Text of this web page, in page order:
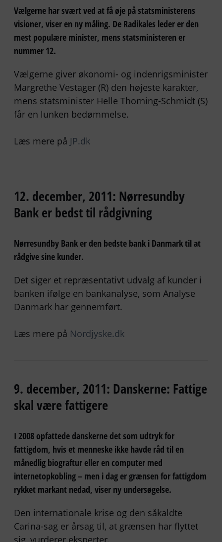
Vælgerne har svært ved at få øje på statsministerens
visioner, viser en ny måling. De Radikales leder er den
mest populære minister, mens statsministeren er
nummer 12.
Vælgerne giver økonomi- og indenrigsminister
Margrethe Vestager (R) den højeste karakter,
mens statsminister Helle Thorning-Schmidt (S)
får en lunken bedømmelse.
Læs mere på JP.dk
12. december, 2011: Nørresundby
Bank er bedst til rådgivning
Nørresundby Bank er den bedste bank i Danmark til at
rådgive sine kunder.
Det siger et repræsentativt udvalg af kunder i
banken ifølge en bankanalyse, som Analyse
Danmark har gennemført.
Læs mere på Nordjyske.dk
9. december, 2011: Danskerne: Fattige
skal være fattigere
I 2008 opfattede danskerne det som udtryk for
fattigdom, hvis et menneske ikke havde råd til en
månedlig biograftur eller en computer med
internetopkobling – men i dag er grænsen for fattigdom
rykket markant nedad, viser ny undersøgelse.
Den internationale krise og den såkaldte
Carina-sag er årsag til, at grænsen har flyttet
sig, vurderer eksperter.